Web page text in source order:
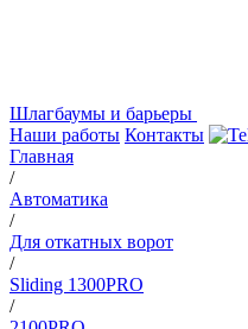
Шлагбаумы и барьеры
Наши работы Контакты
Главная
/
Автоматика
/
Для откатных ворот
/
Sliding 1300PRO
/